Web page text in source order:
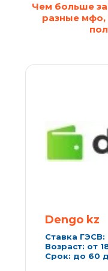
Чем больше
разные
Dengo kz
Ставка ГЭСВ:
Возраст: от
Срок: до 60